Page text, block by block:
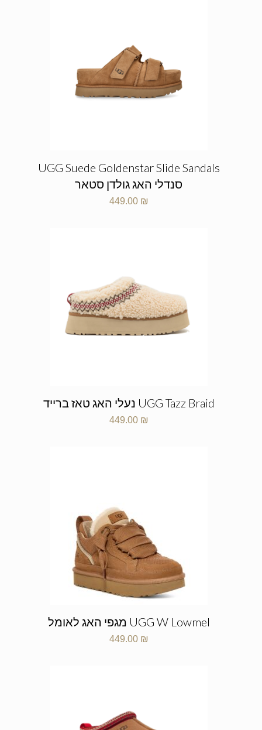
UGG Suede Goldenstar Slide Sandals
סנדלי האג גולדן סטאר
449.00 ₪
UGG Tazz Braid נעלי האג טאז ברייד
449.00 ₪
UGG W Lowmel מגפי האג לאומל
449.00 ₪